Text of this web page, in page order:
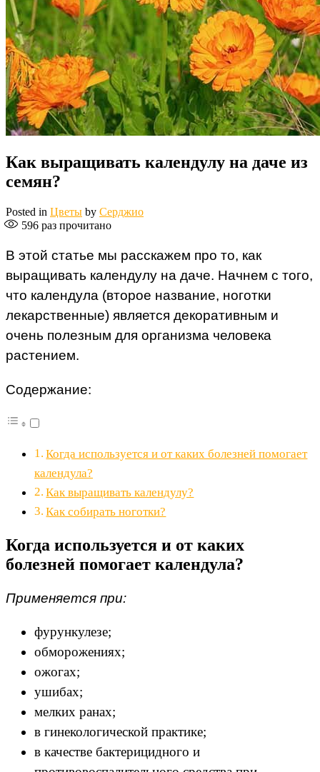
Как выращивать календулу на даче из
семян?
Posted in Цветы by Серджио
596 раз прочитано
В этой статье мы расскажем про то, как
выращивать календулу на даче. Начнем с того,
что календула (второе название, ноготки
лекарственные) является декоративным и
очень полезным для организма человека
растением.
Содержание:
Когда используется и от каких болезней помогает
календула?
Как выращивать календулу?
Как собирать ноготки?
Когда используется и от каких
болезней помогает календула?
Применяется при:
фурункулезе;
обморожениях;
ожогах;
ушибах;
мелких ранах;
в гинекологической практике;
в качестве бактерицидного и